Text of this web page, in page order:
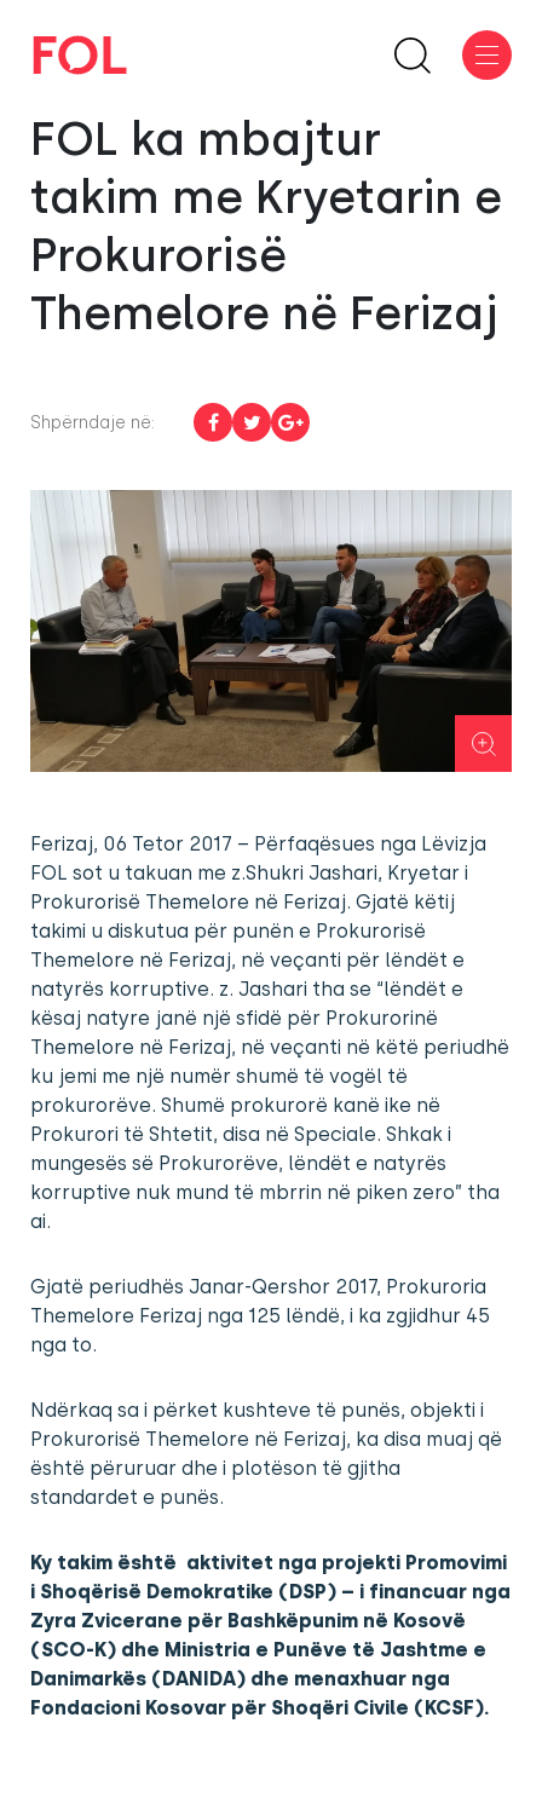
FOL ka mbajtur
takim me Kryetarin e
Prokurorisë
Themelore në Ferizaj
Shpërndaje në:
Ferizaj, 06 Tetor 2017 – Përfaqësues nga Lëvizja
FOL sot u takuan me z.Shukri Jashari, Kryetar i
Prokurorisë Themelore në Ferizaj. Gjatë këtij
takimi u diskutua për punën e Prokurorisë
Themelore në Ferizaj, në veçanti për lëndët e
natyrës korruptive. z. Jashari tha se “lëndët e
kësaj natyre janë një sfidë për Prokurorinë
Themelore në Ferizaj, në veçanti në këtë periudhë
ku jemi me një numër shumë të vogël të
prokurorëve. Shumë prokurorë kanë ike në
Prokurori të Shtetit, disa në Speciale. Shkak i
mungesës së Prokurorëve, lëndët e natyrës
korruptive nuk mund të mbrrin në piken zero” tha
ai.
Gjatë periudhës Janar-Qershor 2017, Prokuroria
Themelore Ferizaj nga 125 lëndë, i ka zgjidhur 45
nga to.
Ndërkaq sa i përket kushteve të punës, objekti i
Prokurorisë Themelore në Ferizaj, ka disa muaj që
është përuruar dhe i plotëson të gjitha
standardet e punës.
Ky takim është aktivitet nga projekti Promovimi
i Shoqërisë Demokratike (DSP) – i financuar nga
Zyra Zvicerane për Bashkëpunim në Kosovë
(SCO-K) dhe Ministria e Punëve të Jashtme e
Danimarkës (DANIDA) dhe menaxhuar nga
Fondacioni Kosovar për Shoqëri Civile (KCSF).